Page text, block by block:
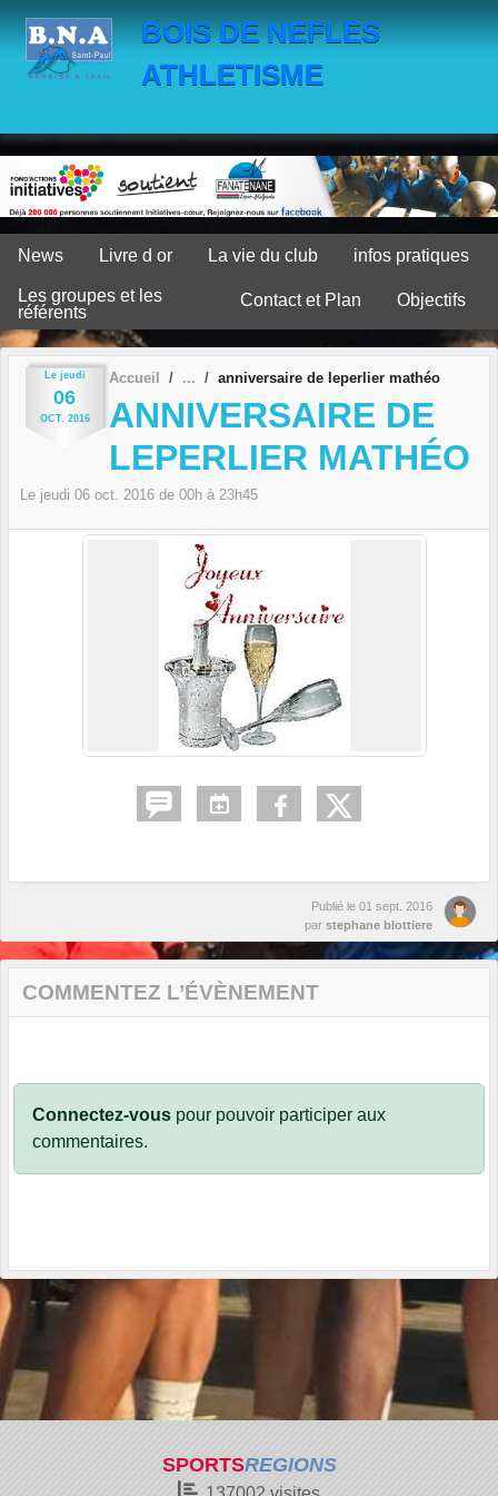
BOIS DE NEFLES
ATHLETISME
News Livre d or La vie du club infos pratiques
Les groupes et les
référents
Contact et Plan Objectifs
Le jeudi
06
OCT. 2016
Accueil anniversaire de leperlier mathéo
ANNIVERSAIRE DE
LEPERLIER MATHÉO
Le jeudi 06 oct. 2016 de 00h à 23h45
Publié le 01 sept. 2016
par stephane blottiere
COMMENTEZ L’ÉVÈNEMENT
Connectez-vous pour pouvoir participer aux
commentaires.
SPORTSREGIONS